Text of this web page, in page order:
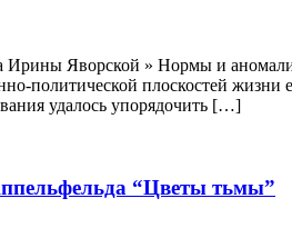
Яворской » Нормы и
политической плоскостей
удалось упорядочить […]
“Цветы тьмы”